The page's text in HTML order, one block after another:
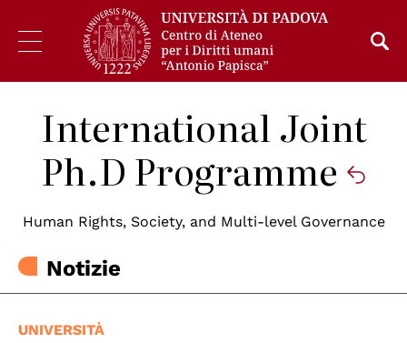
International Joint
Ph.D Programme
Human Rights, Society, and Multi-level Governance
Notizie
UNIVERSITÀ